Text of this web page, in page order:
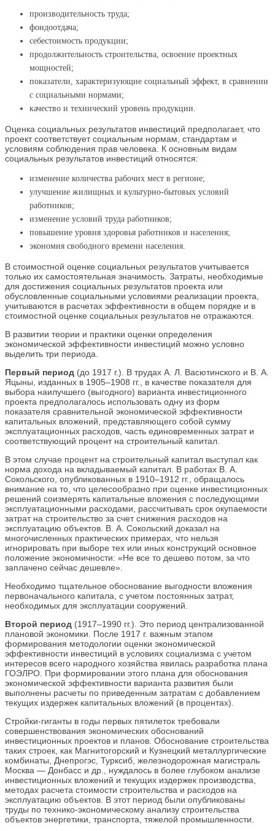
производительность труда;
фондоотдача;
себестоимость продукции;
продолжительность строительства, освоение проектных
мощностей;
показатели, характеризующие социальный эффект, в сравнении
с социальными нормами;
качество и технический уровень продукции.
Оценка социальных результатов инвестиций предполагает, что
проект соответствует социальным нормам, стандартам и
условиям соблюдения прав человека. К основным видам
социальных результатов инвестиций относятся:
изменение количества рабочих мест в регионе;
улучшение жилищных и культурно-бытовых условий
работников;
изменение условий труда работников;
повышение уровня здоровья работников и населения;
экономия свободного времени населения.
В стоимостной оценке социальных результатов учитывается
только их самостоятельная значимость. Затраты, необходимые
для достижения социальных результатов проекта или
обусловленные социальными условиями реализации проекта,
учитываются в расчетах эффективности в общем порядке и в
стоимостной оценке социальных результатов не отражаются.
В развитии теории и практики оценки определения
экономической эффективности инвестиций можно условно
выделить три периода.
Первый период (до 1917 г.). В трудах А. Л. Васютинского и В. А.
Яцыны, изданных в 1905–1908 гг., в качестве показателя для
выбора наилучшего (выгодного) варианта инвестиционного
проекта предполагалось использовать одну из форм
показателя сравнительной экономической эффективности
капитальных вложений, представляющего собой сумму
эксплуатационных расходов, часть единовременных затрат и
соответствующий процент на строительный капитал.
В этом случае процент на строительный капитал выступал как
норма дохода на вкладываемый капитал. В работах В. А.
Сокольского, опубликованных в 1910–1912 гг., обращалось
внимание на то, что целесообразно при оценке инвестиционных
решений соизмерять капитальные вложения с последующими
эксплуатационными расходами, рассчитывать срок окупаемости
затрат на строительство за счет снижения расходов на
эксплуатацию объектов. В. А. Сокольский доказал на
многочисленных практических примерах, что нельзя
игнорировать при выборе тех или иных конструкций основное
положение экономичности: «Не все то дешево потом, за что
заплачено сейчас дешевле».
Необходимо тщательное обоснование выгодности вложения
первоначального капитала, с учетом постоянных затрат,
необходимых для эксплуатации сооружений.
Второй период (1917–1990 гг.). Это период централизованной
плановой экономики. После 1917 г. важным этапом
формирования методологии оценки экономической
эффективности инвестиций в условиях социализма с учетом
интересов всего народного хозяйства явилась разработка плана
ГОЭЛРО. При формировании этого плана для обоснования
экономической эффективности варианта развития были
выполнены расчеты по приведенным затратам с добавлением
текущих издержек капитальных вложений (в процентах).
Стройки-гиганты в годы первых пятилеток требовали
совершенствования экономических обоснований
инвестиционных проектов и планов. Обоснование строительства
таких строек, как Магнитогорский и Кузнецкий металлургические
комбинаты, Днепрогэс, Турксиб, железнодорожная магистраль
Москва — Донбасс и др., нуждалось в более глубоком анализе
инвестиционных вложений и текущих издержек производства,
методах расчета стоимости строительства и расходов на
эксплуатацию объектов. В этот период были опубликованы
труды по технико-экономическому анализу строительства
объектов энергетики, транспорта, тяжелой промышленности.